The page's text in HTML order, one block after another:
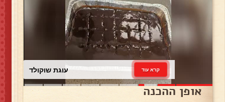
עוגת שוקולד קרא עוד
אופן ההכנה